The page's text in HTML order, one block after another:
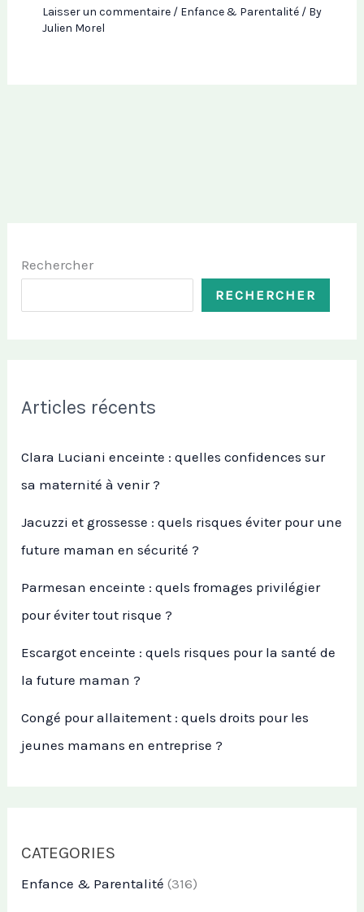
Laisser un commentaire / Enfance & Parentalité/ By
Julien Morel
Rechercher
RECHERCHER
Articles récents
Clara Luciani enceinte : quelles confidences sur
sa maternité à venir ?
Jacuzzi et grossesse : quels risques éviter pour une
future maman en sécurité ?
Parmesan enceinte : quels fromages privilégier
pour éviter tout risque ?
Escargot enceinte : quels risques pour la santé de
la future maman ?
Congé pour allaitement : quels droits pour les
jeunes mamans en entreprise ?
CATEGORIES
Enfance & Parentalité (316)